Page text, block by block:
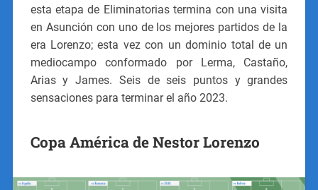
esta etapa de Eliminatorias termina con una visita
en Asunción con uno de los mejores partidos de la
era Lorenzo; esta vez con un dominio total de un
mediocampo conformado por Lerma, Castaño,
Arias y James. Seis de seis puntos y grandes
sensaciones para terminar el año 2023.
Copa América de Nestor Lorenzo